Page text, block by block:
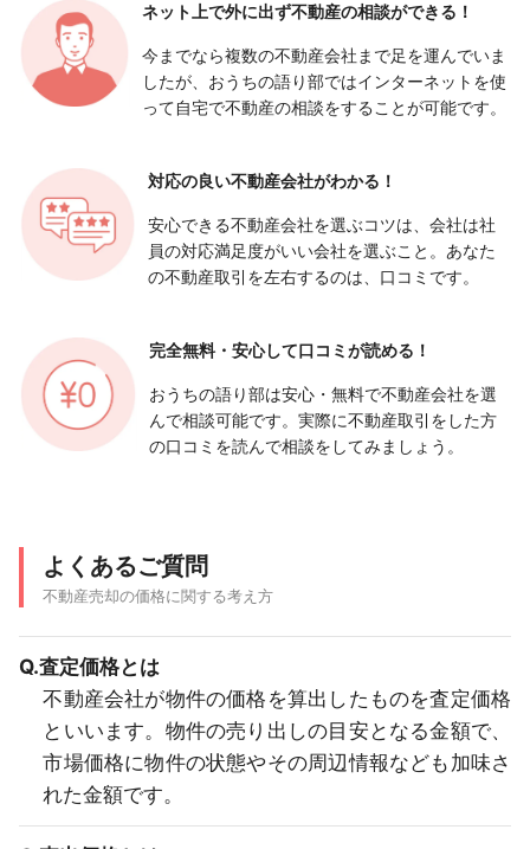
ネット上で外に出ず不動産の相談ができる！
今までなら複数の不動産会社まで足を運んでいま
したが、おうちの語り部ではインターネットを使
って自宅で不動産の相談をすることが可能です。
対応の良い不動産会社がわかる！
安心できる不動産会社を選ぶコツは、会社は社
員の対応満足度がいい会社を選ぶこと。あなた
の不動産取引を左右するのは、口コミです。
完全無料・安心して口コミが読める！
おうちの語り部は安心・無料で不動産会社を選
んで相談可能です。実際に不動産取引をした方
の口コミを読んで相談をしてみましょう。
よくあるご質問
不動産売却の価格に関する考え方
Q.査定価格とは
不動産会社が物件の価格を算出したものを査定価格
といいます。物件の売り出しの目安となる金額で、
市場価格に物件の状態やその周辺情報なども加味さ
れた金額です。